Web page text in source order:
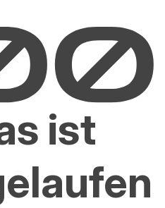
ist